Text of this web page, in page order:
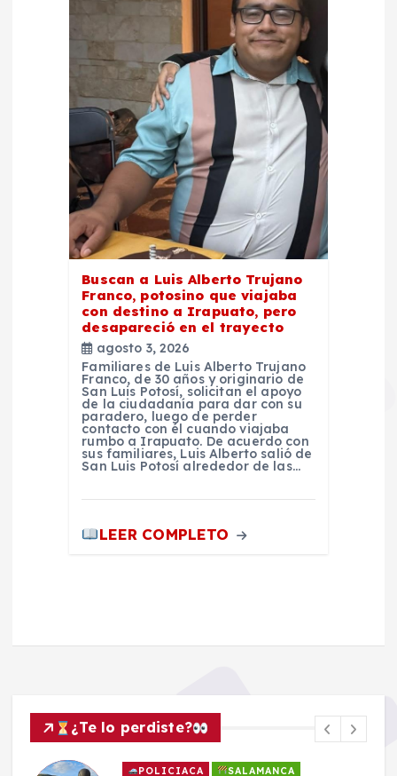
Buscan a Luis Alberto Trujano
Franco, potosino que viajaba
con destino a Irapuato, pero
desapareció en el trayecto
agosto 3, 2026
Familiares de Luis Alberto Trujano
Franco, de 30 años y originario de
San Luis Potosí, solicitan el apoyo
de la ciudadanía para dar con su
paradero, luego de perder
contacto con él cuando viajaba
rumbo a Irapuato. De acuerdo con
sus familiares, Luis Alberto salió de
San Luis Potosí alrededor de las…
LEER COMPLETO
¿Te lo perdiste?
POLICIACA SALAMANCA